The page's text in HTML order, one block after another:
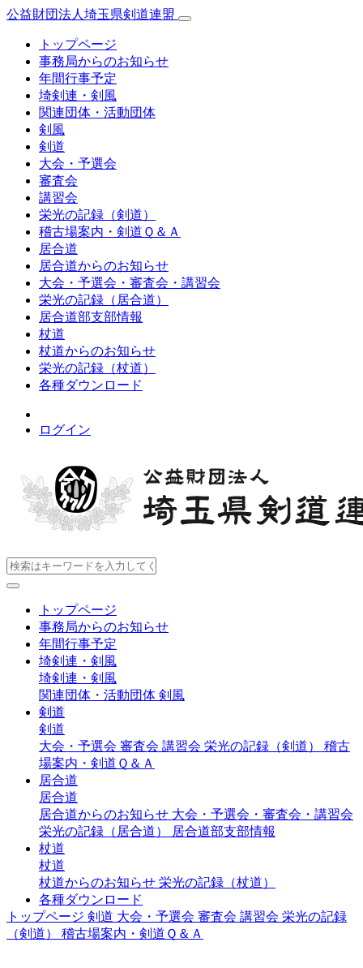
公益財団法人埼玉県剣道連盟
トップページ
事務局からのお知らせ
年間行事予定
埼剣連・剣風
関連団体・活動団体
剣風
剣道
大会・予選会
審査会
講習会
栄光の記録（剣道）
稽古場案内・剣道Ｑ＆Ａ
居合道
居合道からのお知らせ
大会・予選会・審査会・講習会
栄光の記録（居合道）
居合道部支部情報
杖道
杖道からのお知らせ
栄光の記録（杖道）
各種ダウンロード
ログイン
トップページ
事務局からのお知らせ
年間行事予定
埼剣連・剣風
埼剣連・剣風
関連団体・活動団体 剣風
剣道
剣道
大会・予選会 審査会 講習会 栄光の記録（剣道） 稽古
場案内・剣道Ｑ＆Ａ
居合道
居合道
居合道からのお知らせ 大会・予選会・審査会・講習会
栄光の記録（居合道）
居合道部支部情報
杖道
杖道
杖道からのお知らせ 栄光の記録（杖道）
各種ダウンロード
トップページ 剣道 大会・予選会 審査会 講習会 栄光の記録
（剣道） 稽古場案内・剣道Ｑ＆Ａ